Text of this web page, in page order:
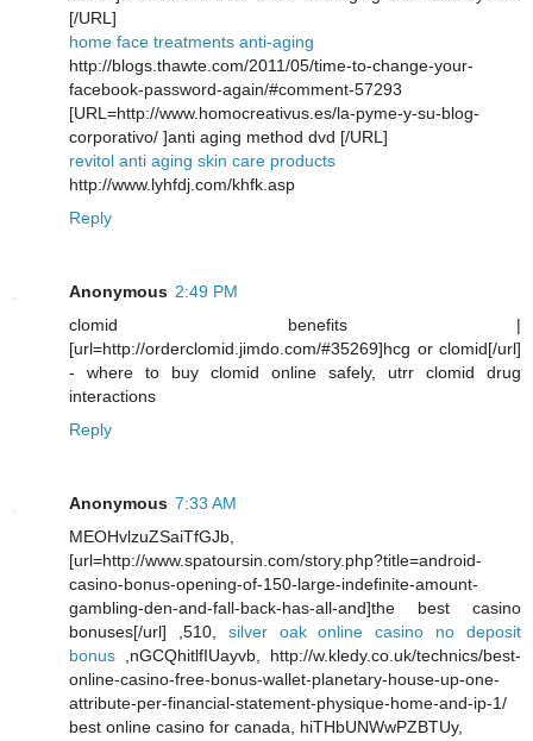
[/URL]
home face treatments anti-aging
http://blogs.thawte.com/2011/05/time-to-change-your-
facebook-password-again/#comment-57293
[URL=http://www.homocreativus.es/la-pyme-y-su-blog-
corporativo/ ]anti aging method dvd [/URL]
revitol anti aging skin care products
http://www.lyhfdj.com/khfk.asp
Reply
Anonymous 2:49 PM
clomid benefits |
[url=http://orderclomid.jimdo.com/#35269]hcg or clomid[/url]
- where to buy clomid online safely, utrr clomid drug
interactions
Reply
Anonymous 7:33 AM
MEOHvlzuZSaiTfGJb,
[url=http://www.spatoursin.com/story.php?title=android-
casino-bonus-opening-of-150-large-indefinite-amount-
gambling-den-and-fall-back-has-all-and]the best casino
bonuses[/url] ,510, silver oak online casino no deposit
bonus ,nGCQhitlfIUayvb, http://w.kledy.co.uk/technics/best-
online-casino-free-bonus-wallet-planetary-house-up-one-
attribute-per-financial-statement-physique-home-and-ip-1/
best online casino for canada, hiTHbUNWwPZBTUy,